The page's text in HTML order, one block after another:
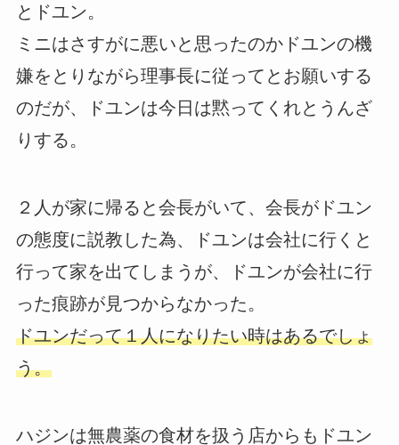
とドユン。
ミニはさすがに悪いと思ったのかドユンの機
嫌をとりながら理事長に従ってとお願いする
のだが、ドユンは今日は黙ってくれとうんざ
りする。
２人が家に帰ると会長がいて、会長がドユン
の態度に説教した為、ドユンは会社に行くと
行って家を出てしまうが、ドユンが会社に行
った痕跡が見つからなかった。
ドユンだって１人になりたい時はあるでしょ
う。
ハジンは無農薬の食材を扱う店からもドユン